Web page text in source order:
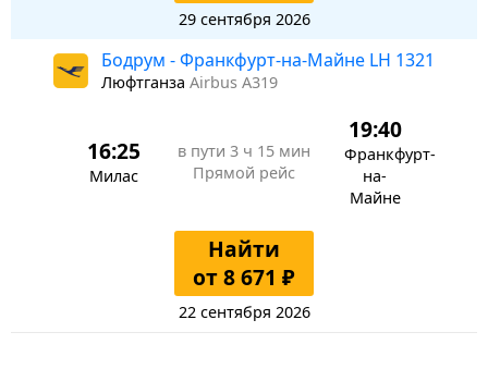
29 сентября 2026
Бодрум - Франкфурт-на-Майне LH 1321
Люфтганза Airbus A319
16:25
Милас
в пути 3 ч 15 мин
Прямой рейс
19:40
Франкфурт-
на-
Майне
Найти
от 8 671 ₽
22 сентября 2026